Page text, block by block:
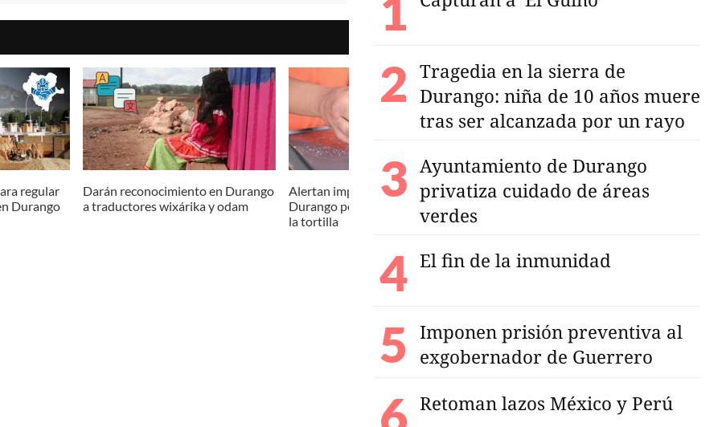
regular
Durango
Darán reconocimiento en Durango
a traductores wixárika y odam
Alertan impacto en familias de
Durango por aumento en precio de
la tortilla
Tragedia en la sierra de
Durango: niña de 10 años muere
tras ser alcanzada por un rayo
Ayuntamiento de Durango
privatiza cuidado de áreas
verdes
El fin de la inmunidad
Imponen prisión preventiva al
exgobernador de Guerrero
Retoman lazos México y Perú